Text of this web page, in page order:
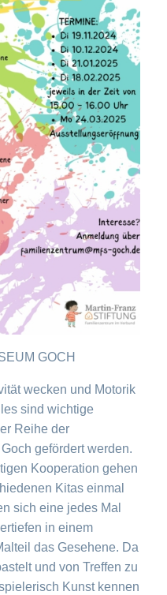
GOCH
wecken und Motorik
sind wichtige
Reihe der
gefördert werden.
Kooperation gehen
Kitas einmal
sich eine jedes Mal
in einem
das Gesehene. Da
und von Treffen zu
Kunst kennen